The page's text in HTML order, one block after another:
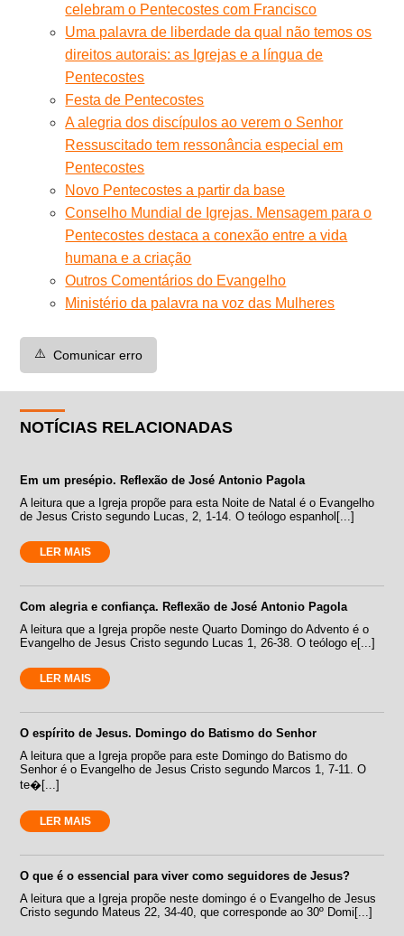
celebram o Pentecostes com Francisco
Uma palavra de liberdade da qual não temos os
direitos autorais: as Igrejas e a língua de
Pentecostes
Festa de Pentecostes
A alegria dos discípulos ao verem o Senhor
Ressuscitado tem ressonância especial em
Pentecostes
Novo Pentecostes a partir da base
Conselho Mundial de Igrejas. Mensagem para o
Pentecostes destaca a conexão entre a vida
humana e a criação
Outros Comentários do Evangelho
Ministério da palavra na voz das Mulheres
⚠️ Comunicar erro
NOTÍCIAS RELACIONADAS
Em um presépio. Reflexão de José Antonio Pagola
A leitura que a Igreja propõe para esta Noite de Natal é o Evangelho
de Jesus Cristo segundo Lucas, 2, 1-14. O teólogo espanhol[...]
LER MAIS
Com alegria e confiança. Reflexão de José Antonio Pagola
A leitura que a Igreja propõe neste Quarto Domingo do Advento é o
Evangelho de Jesus Cristo segundo Lucas 1, 26-38. O teólogo e[...]
LER MAIS
O espírito de Jesus. Domingo do Batismo do Senhor
A leitura que a Igreja propõe para este Domingo do Batismo do
Senhor é o Evangelho de Jesus Cristo segundo Marcos 1, 7-11. O
te�[...]
LER MAIS
O que é o essencial para viver como seguidores de Jesus?
A leitura que a Igreja propõe neste domingo é o Evangelho de Jesus
Cristo segundo Mateus 22, 34-40, que corresponde ao 30º Domi[...]